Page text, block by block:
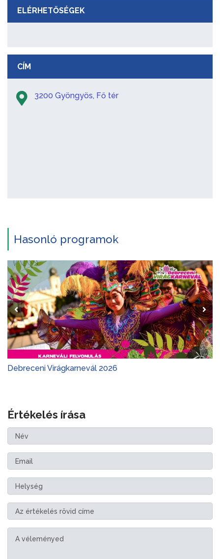
ELÉRHETŐSÉGEK
CÍM
3200 Gyöngyös, Fő tér
Hasonló programok
Debreceni Virágkarnevál 2026
Értékelés írása